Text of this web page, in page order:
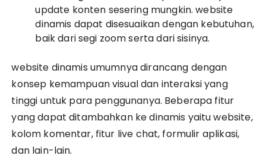
update konten sesering mungkin. website
dinamis dapat disesuaikan dengan kebutuhan,
baik dari segi zoom serta dari sisinya.
website dinamis umumnya dirancang dengan
konsep kemampuan visual dan interaksi yang
tinggi untuk para penggunanya. Beberapa fitur
yang dapat ditambahkan ke dinamis yaitu website,
kolom komentar, fitur live chat, formulir aplikasi,
dan lain-lain.